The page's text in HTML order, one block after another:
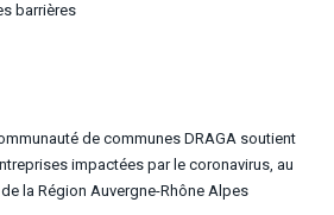
barrières
de communes DRAGA soutient
impactées par le coronavirus, au
la Région Auvergne-Rhône Alpes